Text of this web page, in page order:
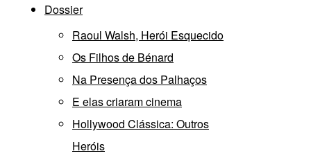
Dossier
Raoul Walsh, Herói Esquecido
Os Filhos de Bénard
Na Presença dos Palhaços
E elas criaram cinema
Hollywood Clássica: Outros
Heróis